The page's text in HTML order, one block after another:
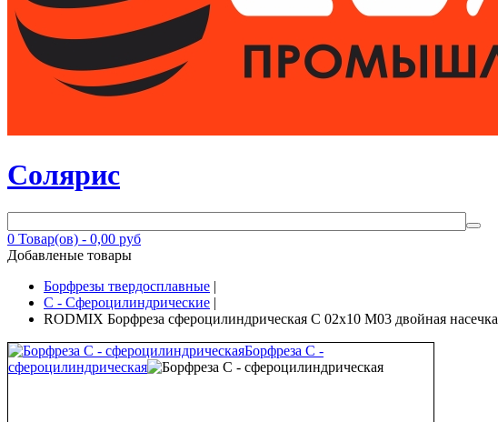
Солярис
0 Товар(ов) - 0,00 руб
Добавленые товары
Борфрезы твердосплавные |
C - Сфероцилиндрические |
RODMIX Борфреза сфероцилиндрическая C 02х10 M03 двойная насечка
Борфреза C -
сфероцилиндрическая